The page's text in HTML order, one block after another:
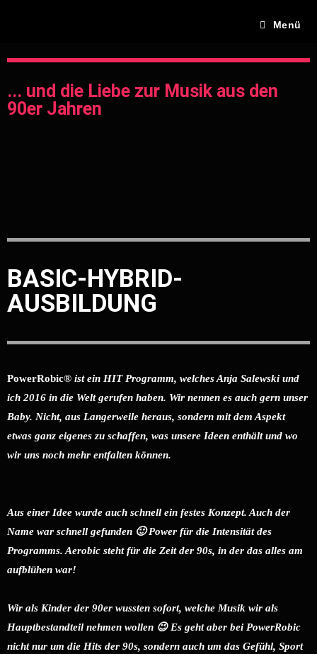
Menü
... und die Liebe zur Musik aus den
90er Jahren
BASIC-HYBRID-
AUSBILDUNG
PowerRobic® ist ein HIT Programm, welches Anja Salewski und
ich 2016 in die Welt gerufen haben. Wir nennen es auch gern unser
Baby. Nicht, aus Langerweile heraus, sondern mit dem Aspekt
etwas ganz eigenes zu schaffen, was unsere Ideen enthält und wo
wir uns noch mehr entfalten können.
Aus einer Idee wurde auch schnell ein festes Konzept. Auch der
Name war schnell gefunden 🙂 Power für die Intensität des
Programms. Aerobic steht für die Zeit der 90s, in der das alles am
aufblühen war!
Wir als Kinder der 90er wussten sofort, welche Musik wir als
Hauptbestandteil nehmen wollen 😉 Es geht aber bei PowerRobic
nicht nur um die Hits der 90s, sondern auch um das Gefühl, Sport